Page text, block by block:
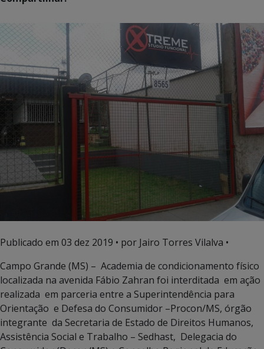
Publicado em 03 dez 2019 • por Jairo Torres Vilalva •
Campo Grande (MS) – Academia de condicionamento físico
localizada na avenida Fábio Zahran foi interditada em ação
realizada em parceria entre a Superintendência para
Orientação e Defesa do Consumidor –Procon/MS, órgão
integrante da Secretaria de Estado de Direitos Humanos,
Assistência Social e Trabalho – Sedhast, Delegacia do